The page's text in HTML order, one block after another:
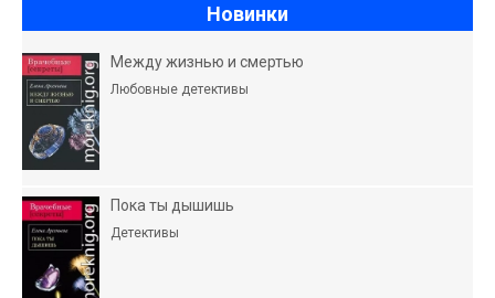
Новинки
Между жизнью и смертью
Любовные детективы
Пока ты дышишь
Детективы